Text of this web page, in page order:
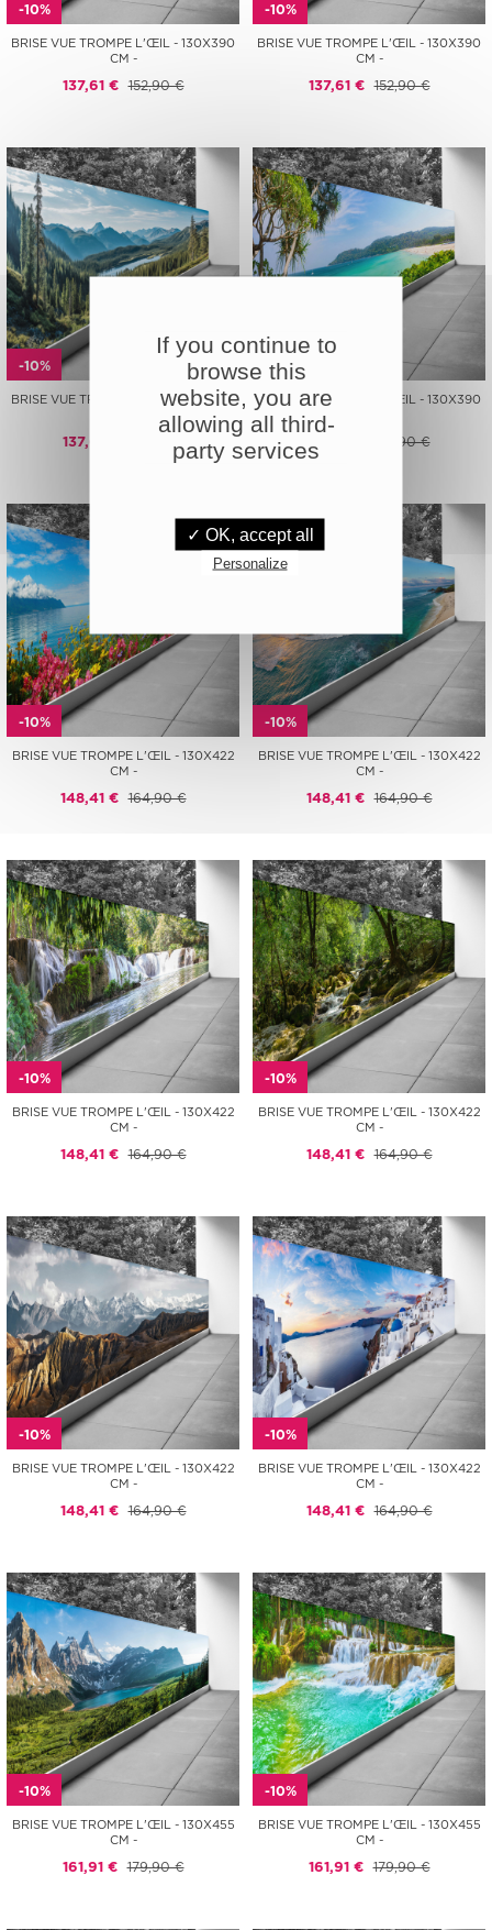
-10%
BRISE VUE TROMPE L'ŒIL - 130X390
CM -
137,61 € 152,90 €
-10%
BRISE VUE TROMPE L'ŒIL - 130X390
CM -
137,61 € 152,90 €
-10%
BRISE VUE TROMPE L'ŒIL - 130X390
137,61 €
-10%
BRISE VUE TROMPE L'ŒIL - 130X390
152,90 €
-10%
BRISE VUE TROMPE L'ŒIL - 130X422
CM -
148,41 € 164,90 €
-10%
BRISE VUE TROMPE L'ŒIL - 130X422
CM -
148,41 € 164,90 €
-10%
BRISE VUE TROMPE L'ŒIL - 130X422
CM -
148,41 € 164,90 €
-10%
BRISE VUE TROMPE L'ŒIL - 130X422
CM -
148,41 € 164,90 €
-10%
BRISE VUE TROMPE L'ŒIL - 130X422
CM -
148,41 € 164,90 €
-10%
BRISE VUE TROMPE L'ŒIL - 130X422
CM -
148,41 € 164,90 €
-10%
BRISE VUE TROMPE L'ŒIL - 130X455
CM -
161,91 € 179,90 €
-10%
BRISE VUE TROMPE L'ŒIL - 130X455
CM -
161,91 € 179,90 €
If you continue to
browse this
website, you are
allowing all third-
party services
✓ OK, accept all
Personalize